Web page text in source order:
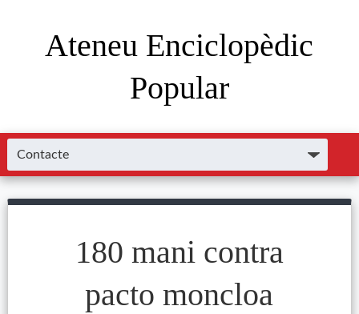
Ateneu Enciclopèdic
Popular
180 mani contra
pacto moncloa